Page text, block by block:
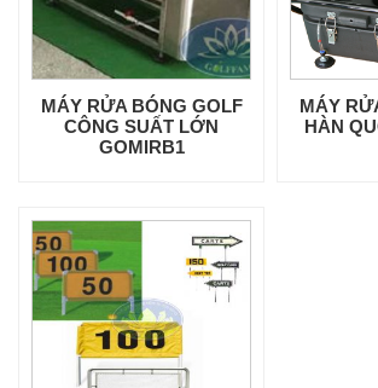
MÁY RỬA BÓNG GOLF
CÔNG SUẤT LỚN
GOMIRB1
MÁY
HÀN